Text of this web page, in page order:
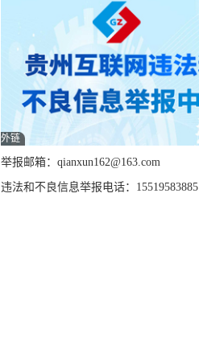
外链
举报邮箱：qianxun162@163.com
违法和不良信息举报电话：15519583885